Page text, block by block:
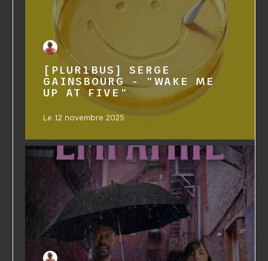
[PLUR1BUS] SERGE
GAINSBOURG - "WAKE ME
UP AT FIVE"
Le 12 novembre 2025